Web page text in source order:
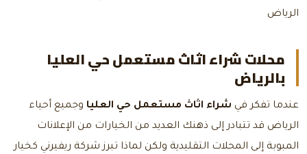
الرياض
محلات شراء اثاث مستعمل حي العليا
بالرياض
عندما تفكر في شراء اثاث مستعمل حي العليا وجميع أحياء
الرياض قد تتبادر إلى ذهنك العديد من الخيارات من الإعلانات
المبوبة إلى المحلات التقليدية ولكن لماذا تبرز شركة ريفيرني كخيار